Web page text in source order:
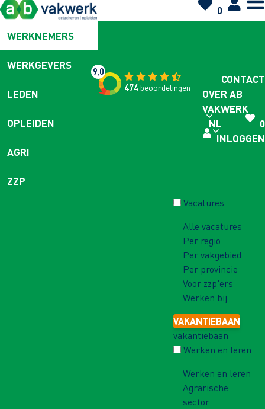
0
WERKNEMERS
WERKGEVERS
LEDEN
OPLEIDEN
AGRI
ZZP
9,0
474beoordelingen
CONTACT
OVER AB
VAKWERK
NL
0
INLOGGEN
Vacatures
Alle vacatures
Per regio
Per vakgebied
Per provincie
Voor zzp'ers
Werken bij
VAKANTIEBAAN
vakantiebaan
Werken en leren
Werken en leren
Agrarische
sector